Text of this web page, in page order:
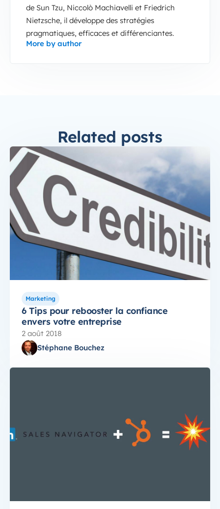
de Sun Tzu, Niccolò Machiavelli et Friedrich
Nietzsche, il développe des stratégies
pragmatiques, efficaces et différenciantes.
More by author
Related posts
Marketing
6 Tips pour rebooster la confiance
envers votre entreprise
2 août 2018
Stéphane Bouchez